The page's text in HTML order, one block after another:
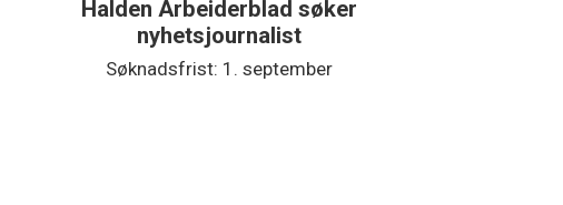
Halden Arbeiderblad søker
nyhetsjournalist
Søknadsfrist: 1. september